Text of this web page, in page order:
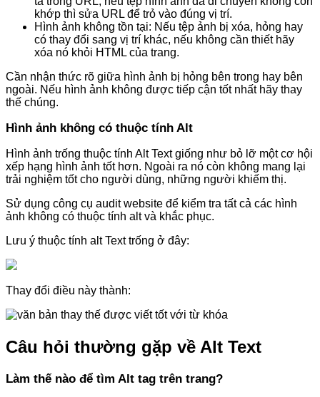
khớp thì sửa URL để trỏ vào đúng vị trí.
Hình ảnh không tồn tại: Nếu tệp ảnh bị xóa, hỏng hay
có thay đổi sang vị trí khác, nếu không cần thiết hãy
xóa nó khỏi HTML của trang.
Cần nhận thức rõ giữa hình ảnh bị hỏng bên trong hay bên
ngoài. Nếu hình ảnh không được tiếp cận tốt nhất hãy thay
thế chúng.
Hình ảnh không có thuộc tính Alt
Hình ảnh trống thuộc tính Alt Text giống như bỏ lỡ một cơ hội
xếp hạng hình ảnh tốt hơn. Ngoài ra nó còn không mang lại
trải nghiệm tốt cho người dùng, những người khiếm thị.
Sử dụng công cụ audit website để kiểm tra tất cả các hình
ảnh không có thuộc tính alt và khắc phục.
Lưu ý thuộc tính alt Text trống ở đây:
Thay đổi điều này thành:
Câu hỏi thường gặp về Alt Text
Làm thế nào để tìm Alt tag trên trang?